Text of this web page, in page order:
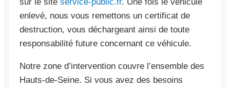
enlevé, nous vous remettons un certificat de
destruction, vous déchargeant ainsi de toute
responsabilité future concernant ce véhicule.
Notre zone d’intervention couvre l’ensemble des
Hauts-de-Seine. Si vous avez des besoins